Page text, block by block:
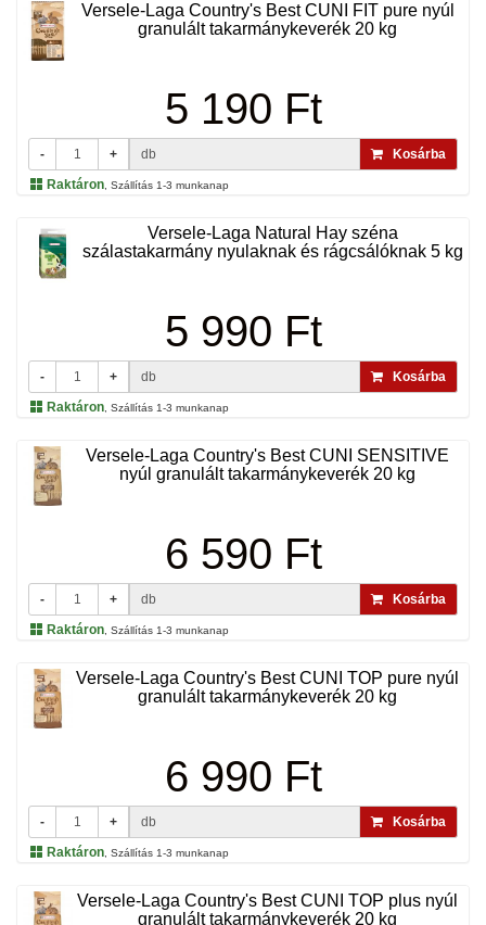
Versele-Laga Country's Best CUNI FIT pure nyúl
granulált takarmánykeverék 20 kg
5 190 Ft
- + db
Kosárba
Raktáron , Szállítás 1-3 munkanap
Versele-Laga Natural Hay széna
szálastakarmány nyulaknak és rágcsálóknak 5 kg
5 990 Ft
- + db
Kosárba
Raktáron , Szállítás 1-3 munkanap
Versele-Laga Country's Best CUNI SENSITIVE
nyúl granulált takarmánykeverék 20 kg
6 590 Ft
- + db
Kosárba
Raktáron , Szállítás 1-3 munkanap
Versele-Laga Country's Best CUNI TOP pure nyúl
granulált takarmánykeverék 20 kg
6 990 Ft
- + db
Kosárba
Raktáron , Szállítás 1-3 munkanap
Versele-Laga Country's Best CUNI TOP plus nyúl
granulált takarmánykeverék 20 kg